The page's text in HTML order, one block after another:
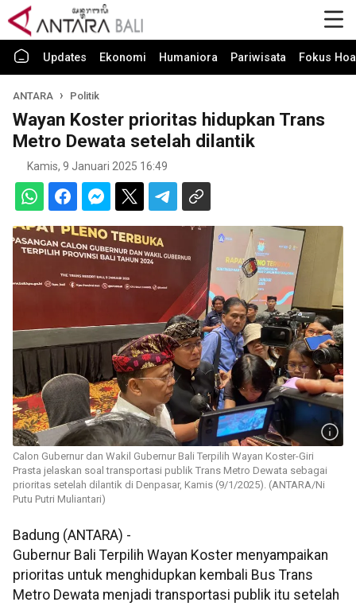
Updates Ekonomi Humaniora Pariwisata Fokus
ANTARA Politik
Wayan Koster prioritas hidupkan Trans
Metro Dewata setelah dilantik
Kamis, 9 Januari 2025 16:49
Calon Gubernur dan Wakil Gubernur Bali Terpilih Wayan Koster-Giri
Prasta jelaskan soal transportasi publik Trans Metro Dewata sebagai
prioritas setelah dilantik di Denpasar, Kamis (9/1/2025). (ANTARA/Ni
Putu Putri Muliantari)
Badung (ANTARA) -
Gubernur Bali Terpilih Wayan Koster menyampaikan
prioritas untuk menghidupkan kembali Bus Trans
Metro Dewata menjadi transportasi publik itu setelah